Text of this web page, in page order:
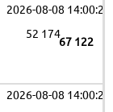
2026-08-08 14:00:29
67 122
52 174
2026-08-08 14:00:29